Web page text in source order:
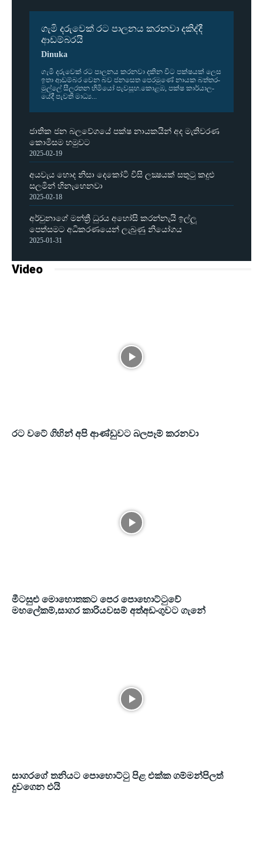
ගැමි දරුවෙක් රට පාලනය කරනවා දකිද්දී
ආඩම්බරයි
Dinuka
ගැමි දරු­වෙක් රට පාල­නය කර­නවා දකින විට පක්ෂ­යක් ලෙස
ඉතා ආඩ­ම්බර වෙන බව ජන­සෙත පෙර­මුණේ නායක බත්ත­ර­
මුල්ලේ සීල­ර­තන හිමියෝ පැව­සූහ.කොළඹ, පක්ෂ කාර්යා­ල­
යේදී පැවති මාධ්‍ය...
ජාතික ජන බලවේගයේ පක්ෂ නායකයින් අද මැතිවරණ
කොමිසම හමුවට
2025-02-19
අයවැය හොද නිසා දෙකෝටි විසි ලක්‍ෂයක් සතුටු කදුළු
සලමින් හිනැහෙනවා
2025-02-18
අර්චුනාගේ මන්ත්‍රී ධුරය අහෝසි කරන්නැයි ඉල්ලූ
පෙත්සමට අධිකරණයෙන් ලැබුණු නියෝගය
2025-01-31
Video
රට වටේ ගිහින් අපි ආණ්ඩුවට බලපෑම් කරනවා
මීටසුළු මොහොතකට පෙර පොහොට්ටුවේ
මහලේකම්,සාගර කාරියවසම් අත්අඩංගුවට ගැනේ
සාගරගේ තනියට පොහොට්ටු පිළ එක්ක ගම්මන්පිලත්
දුවගෙන එයි